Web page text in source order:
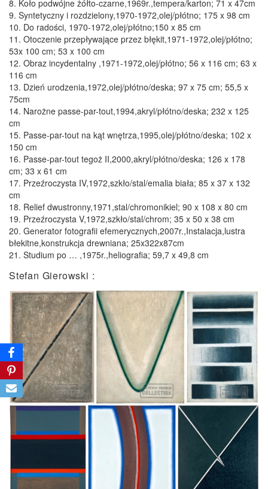
8. Koło podwójne żółto-czarne,1969r.,tempera/karton; 71 x 47cm
9. Syntetyczny i rozdzielony,1970-1972,olej/płótno; 175 x 98 cm
10. Do radości, 1970-1972,olej/płótno;150 x 85 cm
11. Otoczenie przepływające przez błękit,1971-1972,olej/płótno;
53x 100 cm; 53 x 100 cm
12. Obraz incydentalny ,1971-1972,olej/płótno; 56 x 116 cm; 63 x
116 cm
13. Dzień urodzenia,1972,olej/płótno/deska; 97 x 75 cm; 55,5 x
75cm
14. Narożne passe-par-tout,1994,akryl/płótno/deska; 232 x 125
cm
15. Passe-par-tout na kąt wnętrza,1995,olej/płótno/deska; 102 x
150 cm
16. Passe-par-tout tegoż II,2000,akryl/płótno/deska; 126 x 178
cm; 33 x 61 cm
17. Przeźroczysta IV,1972,szkło/stal/emalia biała; 85 x 37 x 132
cm
18. Relief dwustronny,1971,stal/chromonikiel; 90 x 108 x 80 cm
19. Przeźroczysta V,1972,szkło/stal/chrom; 35 x 50 x 38 cm
20. Generator fotografii efemerycznych,2007r.,Instalacja,lustra
błekitne,konstrukcja drewniana; 25x322x87cm
21. Studium po … ,1975r.,heliografia; 59,7 x 49,8 cm
Stefan Gierowski :